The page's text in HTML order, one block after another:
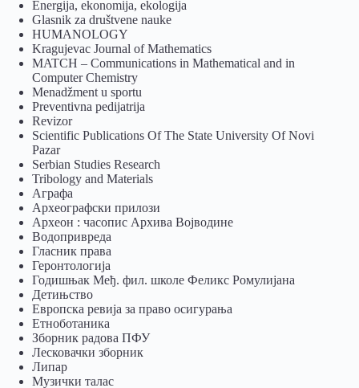
Energija, ekonomija, ekologija
Glasnik za društvene nauke
HUMANOLOGY
Kragujevac Journal of Mathematics
MATCH – Communications in Mathematical and in
Computer Chemistry
Menadžment u sportu
Preventivna pedijatrija
Revizor
Scientific Publications Of The State University Of Novi
Pazar
Serbian Studies Research
Tribology and Materials
Аграфа
Археографски прилози
Археон : часопис Архива Војводине
Водопривреда
Гласник права
Геронтологија
Годишњак Међ. фил. школе Феликс Ромулијана
Детињство
Европска ревија за право осигурања
Eтноботаника
Зборник радова ПФУ
Лесковачки зборник
Липар
Музички талас